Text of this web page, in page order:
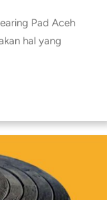
Pad Aceh
hal yang